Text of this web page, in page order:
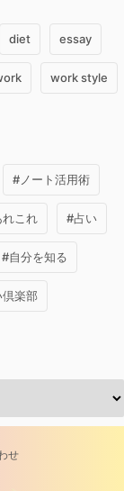
diet essay
work style
#ノート活用術
これ #占い
#自分を知る
楽部
せ